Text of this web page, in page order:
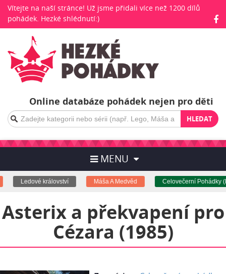
Vítejte na naší stránce! Už jsme přidali více než 1200 dílů
pohádek. Hezké shlédnutí:)
Online databáze pohádek nejen pro děti
HLEDAT
MENU
Ledové království Máša A Medvěd Celovečerní Pohádky
Asterix a překvapení pro
Cézara (1985)